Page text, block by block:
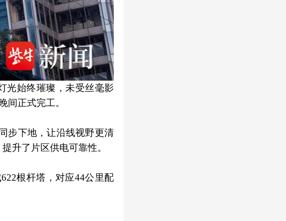
光始终璀璨，未受丝毫影
间正式完工。
步下地，让沿线视野更清
升了片区供电可靠性。
根杆塔，对应44公里配